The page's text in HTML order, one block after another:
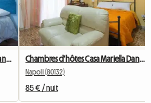
Chambres d'hôtes Casa Mariella Dans le centre de Naples Chambres d'hôtes Casa Mariella Dans le centre de Naples
Napoli (80132)
85 € / nuit